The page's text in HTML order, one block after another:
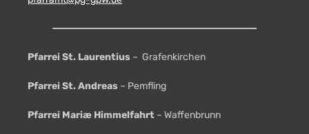
Pfarrei St. Laurentius – Grafenkirchen
Pfarrei St. Andreas – Pemfling
Pfarrei Mariæ Himmelfahrt – Waffenbrunn